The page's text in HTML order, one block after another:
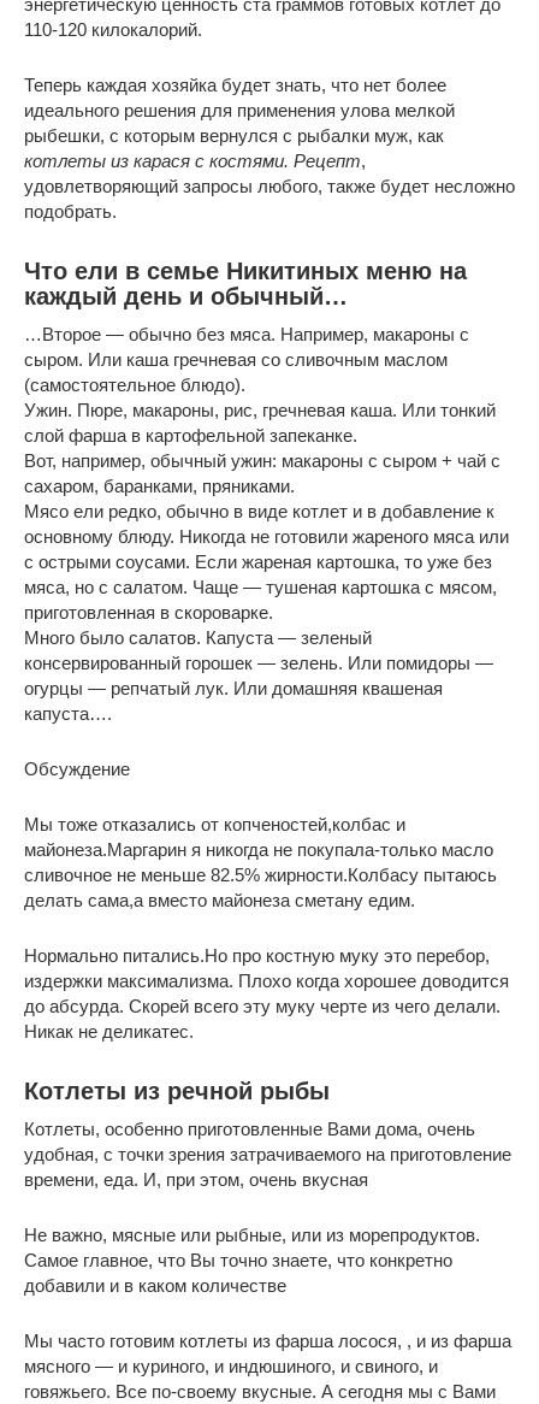
110-120 килокалорий.
Теперь каждая хозяйка будет знать, что нет более
идеального решения для применения улова мелкой
рыбешки, с которым вернулся с рыбалки муж, как
котлеты из карася с костями. Рецепт,
удовлетворяющий запросы любого, также будет несложно
подобрать.
Что ели в семье Никитиных меню на
каждый день и обычный…
…Второе — обычно без мяса. Например, макароны с
сыром. Или каша гречневая со сливочным маслом
(самостоятельное блюдо).
Ужин. Пюре, макароны, рис, гречневая каша. Или тонкий
слой фарша в картофельной запеканке.
Вот, например, обычный ужин: макароны с сыром + чай с
сахаром, баранками, пряниками.
Мясо ели редко, обычно в виде котлет и в добавление к
основному блюду. Никогда не готовили жареного мяса или
с острыми соусами. Если жареная картошка, то уже без
мяса, но с салатом. Чаще — тушеная картошка с мясом,
приготовленная в скороварке.
Много было салатов. Капуста — зеленый
консервированный горошек — зелень. Или помидоры —
огурцы — репчатый лук. Или домашняя квашеная
капуста….
Обсуждение
Мы тоже отказались от копченостей,колбас и
майонеза.Маргарин я никогда не покупала-только масло
сливочное не меньше 82.5% жирности.Колбасу пытаюсь
делать сама,а вместо майонеза сметану едим.
Нормально питались.Но про костную муку это перебор,
издержки максимализма. Плохо когда хорошее доводится
до абсурда. Скорей всего эту муку черте из чего делали.
Никак не деликатес.
Котлеты из речной рыбы
Котлеты, особенно приготовленные Вами дома, очень
удобная, с точки зрения затрачиваемого на приготовление
времени, еда. И, при этом, очень вкусная
Не важно, мясные или рыбные, или из морепродуктов.
Самое главное, что Вы точно знаете, что конкретно
добавили и в каком количестве
Мы часто готовим котлеты из фарша лосося, , и из фарша
мясного — и куриного, и индюшиного, и свиного, и
говяжьего. Все по-своему вкусные. А сегодня мы с Вами